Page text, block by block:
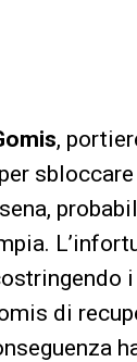
,
sbloccare
di